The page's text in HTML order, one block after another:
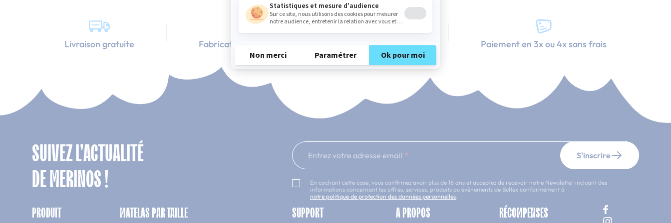
Livraison gratuite Fabrication Française 101 nuits d'essai* Paiement en 3x ou 4x sans frais
SUIVEZ L'ACTUALITÉ
DE MERINOS !
Entrez votre adresse email S'inscrire
En cochant cette case, vous confirmez avoir plus de 16 ans et acceptez de recevoir notre Newsletter incluant des
informations concernant les offres, services, produits ou évènements de Bultex conformément à
notre politique de protection des données personnelles
PRODUIT MATELAS PAR TAILLE SUPPORT A PROPOS RÉCOMPENSES